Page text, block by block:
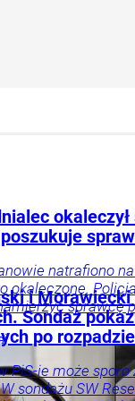
natrafiono
okaleczone.
sprawcę
i Morawiecki
Sondaż
po
PiS-ie może
sondażu SW